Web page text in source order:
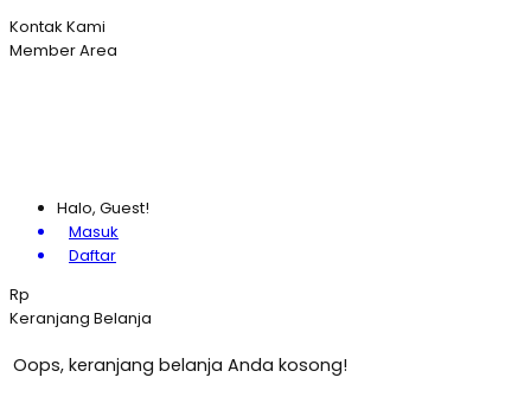
Kontak Kami
Member Area
Halo, Guest!
Masuk
Daftar
Rp
Keranjang Belanja
Oops, keranjang belanja Anda kosong!